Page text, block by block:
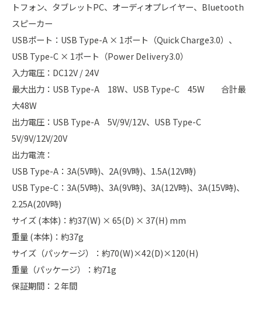
トフォン、タブレットPC、オーディオプレイヤー、Bluetooth
スピーカー
USBポート：USB Type-A × 1ポート（Quick Charge3.0）、
USB Type-C × 1ポート（Power Delivery3.0）
入力電圧：DC12V / 24V
最大出力：USB Type-A 18W、USB Type-C 45W 合計最
大48W
出力電圧：USB Type-A 5V/9V/12V、USB Type-C
5V/9V/12V/20V
出力電流：
USB Type-A：3A(5V時)、2A(9V時)、1.5A(12V時)
USB Type-C：3A(5V時)、3A(9V時)、3A(12V時)、3A(15V時)、
2.25A(20V時)
サイズ (本体)：約37(W) × 65(D) × 37(H) mm
重量 (本体)：約37g
サイズ（パッケージ）：約70(W)×42(D)×120(H)
重量（パッケージ）：約71g
保証期間：２年間